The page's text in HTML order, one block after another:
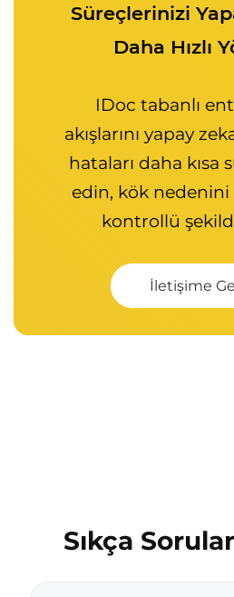
Süreçlerinizi
Daha Hızlı
IDoc tabanlı
akışlarını yapay
hataları daha kısa
edin, kök nedenini
kontrollü
İletişime
Sıkça